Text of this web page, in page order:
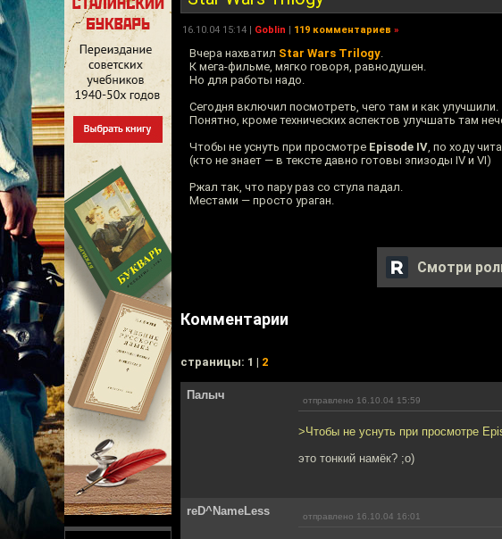
16.10.04 15:14 | Goblin | 119 комментариев »
Вчера нахватил Star Wars Trilogy.
К мега-фильме, мягко говоря, равнодушен.
Но для работы надо.
Сегодня включил посмотреть, чего там и как улучшили.
Понятно, кроме технических aспектов улучшать там
Чтобы не уснуть при просмотре Episode IV, по ходу
(кто не знает — в тексте давно готовы эпизоды IV и VI)
Ржал так, что пару раз со стула падал.
Местами — просто ураган.
Смотри
Комментарии
cтраницы: 1 | 2
Палыч отправлено 16.10.04 15:59
>Чтобы не уснуть при просмотре
это тонкий намёк? ;о)
reD^NameLess отправлено 16.10.04 16:01